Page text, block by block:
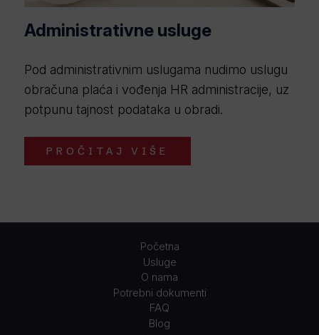
Administrativne usluge
Pod administrativnim uslugama nudimo uslugu
obračuna plaća i vođenja HR administracije, uz
potpunu tajnost podataka u obradi.
PROČITAJ VIŠE
Početna
Usluge
O nama
Potrebni dokumenti
FAQ
Blog